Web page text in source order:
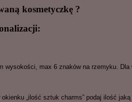
kosmetyczkę ?
wysokości, max 6 znaków na rzemyku.
„ilość sztuk charms” podaj ilość